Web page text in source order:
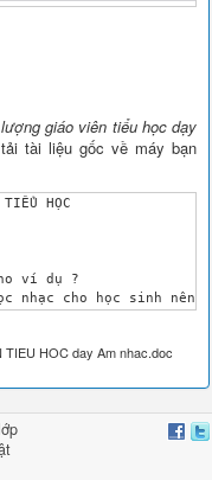
giáo viên tiểu học dạy
tài liệu gốc về máy bạn
HỌC
ví dụ ?
nhạc cho học sinh nên
dụng đàn Organ trong
trên bản nhạc) ?
nhạc trên ?
TIEU HOC day Am nhac.doc